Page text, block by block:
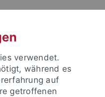
verwendet.
während es
auf
getroffenen